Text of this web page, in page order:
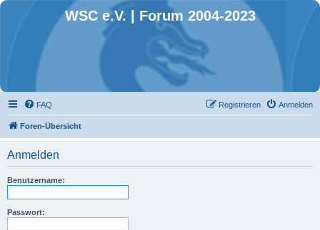
WSC e.V. | Forum 2004-2023
FAQ Anmelden
Registrieren
Foren-Übersicht
Anmelden
Benutzername:
Passwort: